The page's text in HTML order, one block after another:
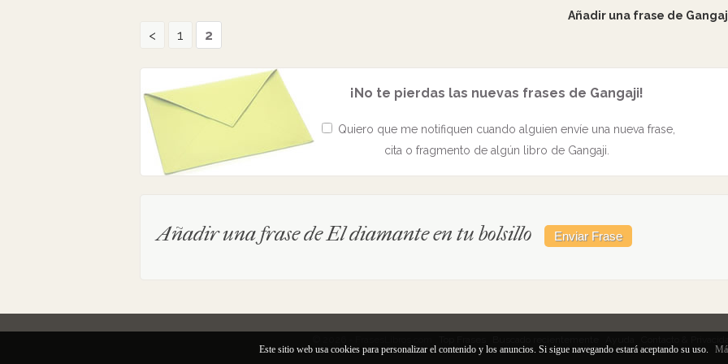
Añadir una frase de
< 1 2
¡No te pierdas las nuevas frases de Gangaji!
Quiero que me notifiquen cuando alguien envíe una nueva frase,
cita o fragmento de algún libro de Gangaji.
Añadir una frase de El diamante en tu bolsillo
Este sitio web usa cookies para personalizar el contenido y los anuncios. Si sigue navegando estará aceptando su uso.